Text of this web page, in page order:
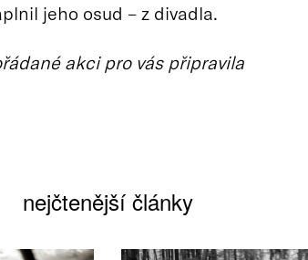
jeho osud – z divadla.
akci pro vás připravila
nejčtenější články